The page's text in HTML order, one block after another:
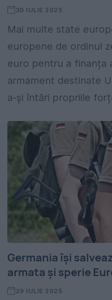
30 IULIE 2025
Mai multe state
europene de ordinul
euro pentru a finanța
armament destinate
a-și întări propriile
Germania își
armata și sperie
29 IULIE 2025